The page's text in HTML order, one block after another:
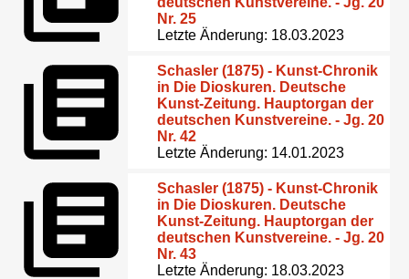
Nr. 25
Letzte Änderung: 18.03.2023
Schasler (1875) - Kunst-Chronik
in Die Dioskuren. Deutsche
Kunst-Zeitung. Hauptorgan der
deutschen Kunstvereine. - Jg. 20
Nr. 42
Letzte Änderung: 14.01.2023
Schasler (1875) - Kunst-Chronik
in Die Dioskuren. Deutsche
Kunst-Zeitung. Hauptorgan der
deutschen Kunstvereine. - Jg. 20
Nr. 43
Letzte Änderung: 18.03.2023